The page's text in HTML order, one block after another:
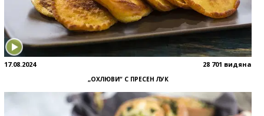
17.08.2024 28 701 видяна
„ОХЛЮВИ“ С ПРЕСЕН ЛУК